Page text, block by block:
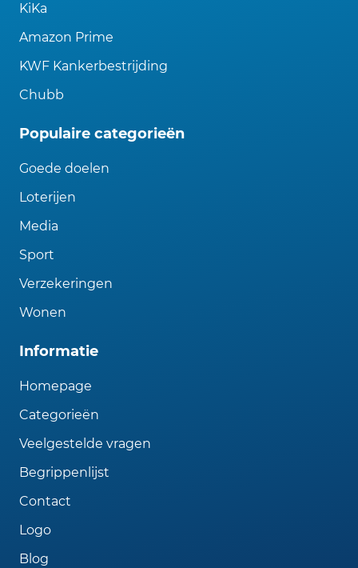
KiKa
Amazon Prime
KWF Kankerbestrijding
Chubb
Populaire categorieën
Goede doelen
Loterijen
Media
Sport
Verzekeringen
Wonen
Informatie
Homepage
Categorieën
Veelgestelde vragen
Begrippenlijst
Contact
Logo
Blog